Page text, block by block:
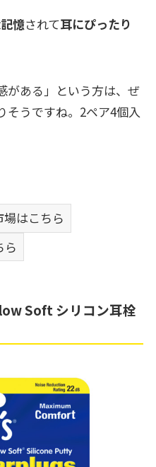
憶されて耳にぴったり
がある」という方は、ぜ
そうですね。2ペア4個入
場はこちら
ら
Soft シリコン耳栓